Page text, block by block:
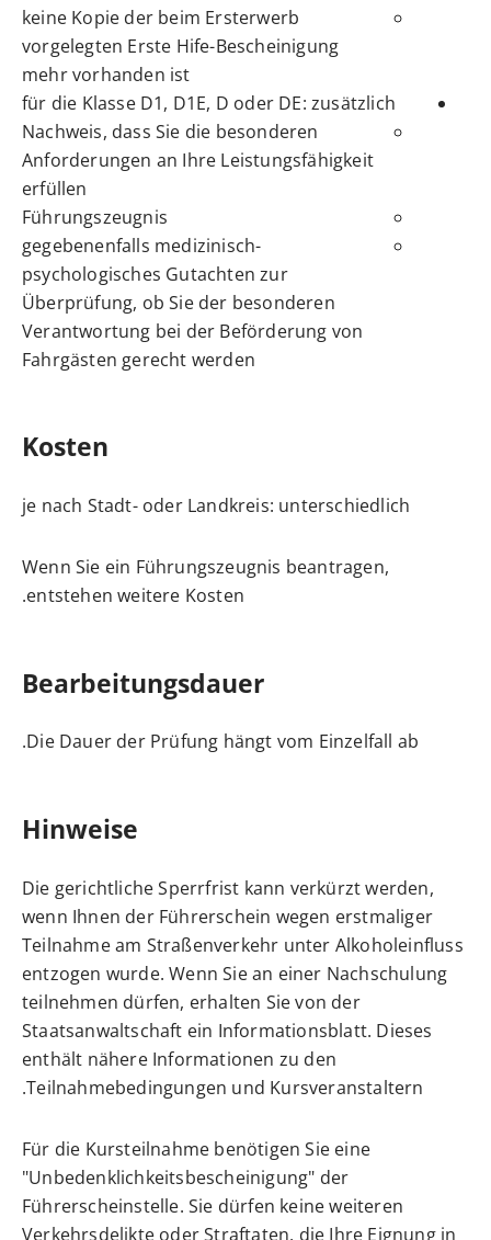
keine Kopie der beim Ersterwerb
vorgelegten Erste Hife-Bescheinigung
mehr vorhanden ist
für die Klasse D1, D1E, D oder DE: zusätzlich
Nachweis, dass Sie die besonderen
Anforderungen an Ihre Leistungsfähigkeit
erfüllen
Führungszeugnis
gegebenenfalls medizinisch-
psychologisches Gutachten zur
Überprüfung, ob Sie der besonderen
Verantwortung bei der Beförderung von
Fahrgästen gerecht werden
Kosten
je nach Stadt- oder Landkreis: unterschiedlich
Wenn Sie ein Führungszeugnis beantragen,
entstehen weitere Kosten.
Bearbeitungsdauer
Die Dauer der Prüfung hängt vom Einzelfall ab.
Hinweise
Die gerichtliche Sperrfrist kann verkürzt werden,
wenn Ihnen der Führerschein wegen erstmaliger
Teilnahme am Straßenverkehr unter Alkoholeinfluss
entzogen wurde. Wenn Sie an einer Nachschulung
teilnehmen dürfen, erhalten Sie von der
Staatsanwaltschaft ein Informationsblatt. Dieses
enthält nähere Informationen zu den
Teilnahmebedingungen und Kursveranstaltern.
Für die Kursteilnahme benötigen Sie eine
"Unbedenklichkeitsbescheinigung" der
Führerscheinstelle. Sie dürfen keine weiteren
Verkehrsdelikte oder Straftaten, die Ihre Eignung in